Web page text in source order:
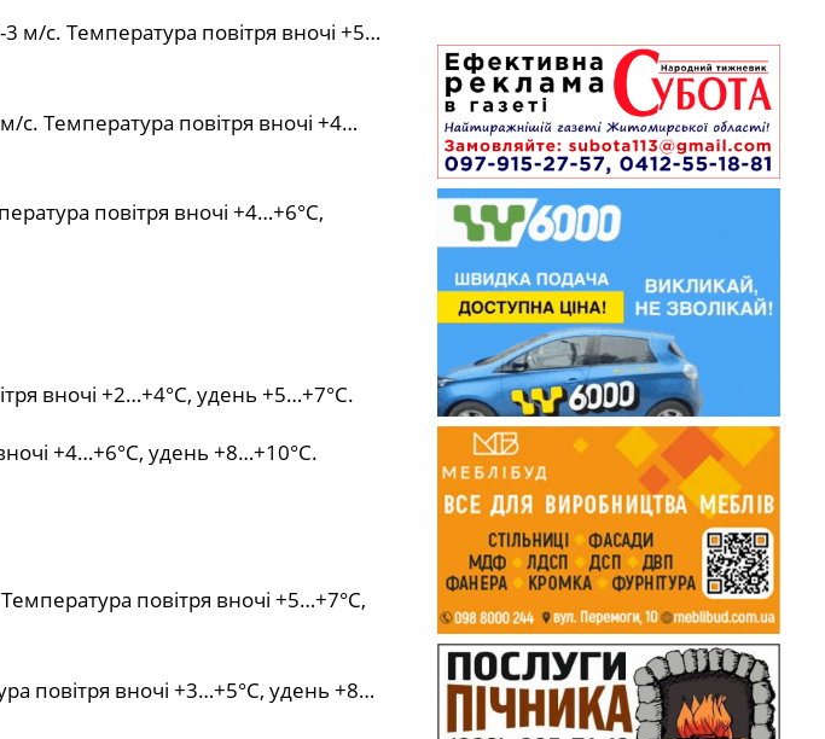
3 м/с. Температура повітря вночі +5…
с. Температура повітря вночі +4…
повітря вночі +4…+6°С,
вночі +2…+4°С, удень +5…+7°С.
+4…+6°С, удень +8…+10°С.
повітря вночі +5…+7°С,
повітря вночі +3…+5°С, удень +8…